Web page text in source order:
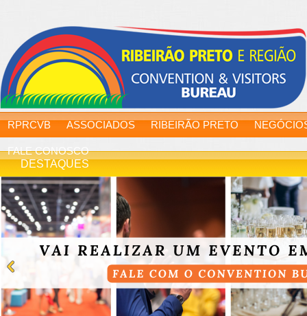
RPRCVB ASSOCIADOS RIBEIRÃO PRETO
FALE CONOSCO
DESTAQUES